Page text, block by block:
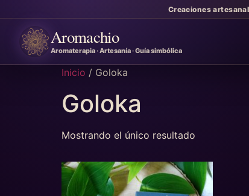
Creaciones
Aromachio
Aromaterapia · Artesanía · Guía simbólica
Inicio / Goloka
Goloka
Mostrando el único resultado